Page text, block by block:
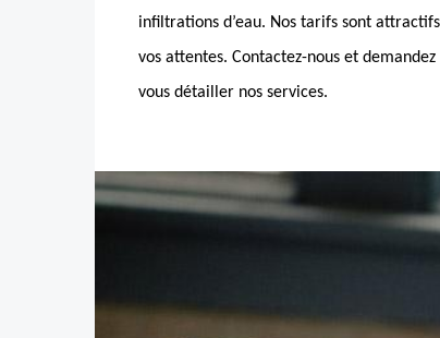
infiltrations d’eau. Nos tarifs sont
vos attentes. Contactez-nous et
vous détailler nos services.